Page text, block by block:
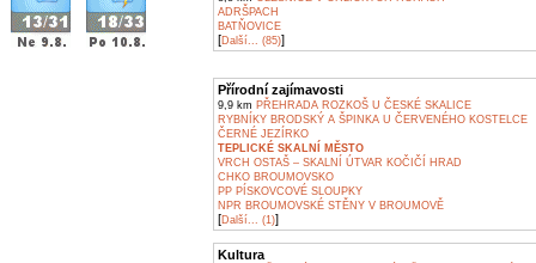
ADRŠPACH
BATŇOVICE
[Další... (85)]
Přírodní zajímavosti
9,9 km PŘEHRADA ROZKOŠ U ČESKÉ SKALICE
RYBNÍKY BRODSKÝ A ŠPINKA U ČERVENÉHO KOSTELCE
ČERNÉ JEZÍRKO
TEPLICKÉ SKALNÍ MĚSTO
VRCH OSTAŠ – SKALNÍ ÚTVAR KOČIČÍ HRAD
CHKO BROUMOVSKO
PP PÍSKOVCOVÉ SLOUPKY
NPR BROUMOVSKÉ STĚNY V BROUMOVĚ
[Další... (1)]
Kultura